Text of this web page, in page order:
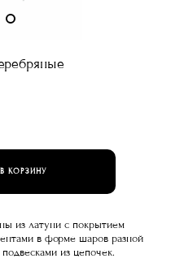
КОРЗИНУ
из латуни с покрытием
в форме шаров разной
из цепочек.